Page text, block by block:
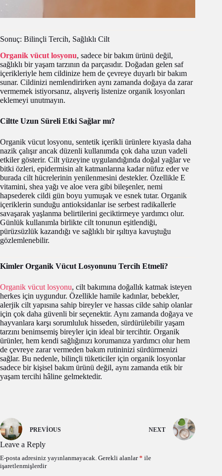
Sonuç: Bilinçli Tercih, Sağlıklı Cilt
Organik vücut losyonu, sadece bir bakım ürünü değil,
sağlıklı bir yaşam tarzının da parçasıdır. Doğadan gelen saf
içerikleriyle hem cildinize hem de çevreye duyarlı bir bakım
sunar. Cildinizi nemlendirirken aynı zamanda doğaya da zarar
vermemek istiyorsanız, alışveriş listenize organik losyonları
eklemeyi unutmayın.
Ciltte Uzun Süreli Etki Sağlar mı?
Organik vücut losyonu, sentetik içerikli ürünlere kıyasla daha
nazik çalışır ancak düzenli kullanımda çok daha uzun vadeli
etkiler gösterir. Cilt yüzeyine uygulandığında doğal yağlar ve
bitki özleri, epidermisin alt katmanlarına kadar nüfuz eder ve
burada cilt hücrelerinin yenilenmesini destekler. Özellikle E
vitamini, shea yağı ve aloe vera gibi bileşenler, nemi
hapsederek cildi gün boyu yumuşak ve esnek tutar. Organik
içeriklerin sunduğu antioksidanlar ise serbest radikallerle
savaşarak yaşlanma belirtilerini geciktirmeye yardımcı olur.
Günlük kullanımla birlikte cilt tonunun eşitlendiği,
pürüzsüzlük kazandığı ve sağlıklı bir ışıltıya kavuştuğu
gözlemlenebilir.
Kimler Organik Vücut Losyonunu Tercih Etmeli?
Organik vücut losyonu, cilt bakımına doğallık katmak isteyen
herkes için uygundur. Özellikle hamile kadınlar, bebekler,
alerjik cilt yapısına sahip bireyler ve hassas cilde sahip olanlar
için çok daha güvenli bir seçenektir. Aynı zamanda doğaya ve
hayvanlara karşı sorumluluk hisseden, sürdürülebilir yaşam
tarzını benimsemiş bireyler için ideal bir tercihtir. Organik
ürünler, hem kendi sağlığınızı korumanıza yardımcı olur hem
de çevreye zarar vermeden bakım rutininizi sürdürmenizi
sağlar. Bu nedenle, bilinçli tüketiciler için organik losyonlar
sadece bir kişisel bakım ürünü değil, aynı zamanda etik bir
yaşam tercihi hâline gelmektedir.
PREVIOUS NEXT
Leave a Reply
E-posta adresiniz yayınlanmayacak. Gerekli alanlar* ile
işaretlenmişlerdir